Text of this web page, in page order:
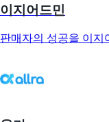
이지어드민
판매자의 성공을 이지